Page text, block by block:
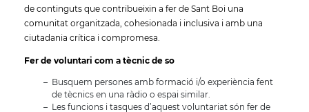
de continguts que contribueixin a fer de Sant Boi una
comunitat organitzada, cohesionada i inclusiva i amb una
ciutadania crítica i compromesa.
Fer de voluntari com a tècnic de so
Busquem persones amb formació i/o experiència fent
de tècnics en una ràdio o espai similar.
Les funcions i tasques d’aquest voluntariat són fer de